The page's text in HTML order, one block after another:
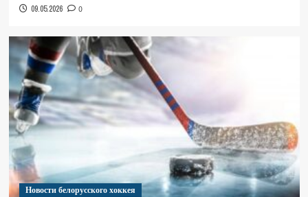
09.05.2026 0
Новости белорусского хоккея